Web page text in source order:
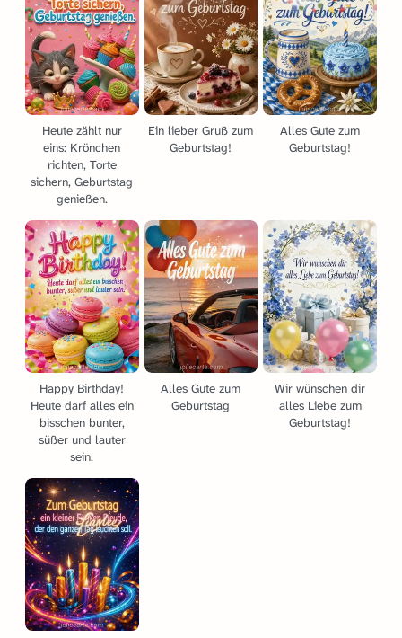
Heute zählt nur
eins: Krönchen
richten, Torte
sichern, Geburtstag
genießen.
Ein lieber Gruß zum
Geburtstag!
Alles Gute zum
Geburtstag!
Happy Birthday!
Heute darf alles ein
bisschen bunter,
süßer und lauter
sein.
Alles Gute zum
Geburtstag
Wir wünschen dir
alles Liebe zum
Geburtstag!